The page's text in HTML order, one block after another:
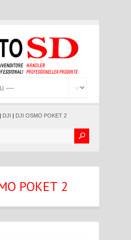
DJI DJI OSMO POKET 2
POKET 2